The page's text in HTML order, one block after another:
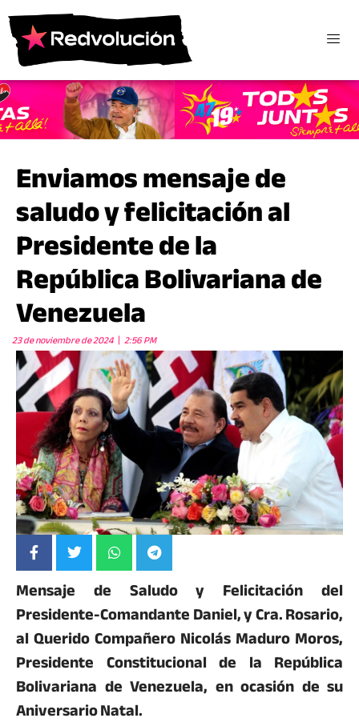
Enviamos mensaje de
saludo y felicitación al
Presidente de la
República Bolivariana de
Venezuela
23 de noviembre de 2024 2:56 PM
Mensaje de Saludo y Felicitación del
Presidente-Comandante Daniel, y Cra. Rosario,
al Querido Compañero Nicolás Maduro Moros,
Presidente Constitucional de la República
Bolivariana de Venezuela, en ocasión de su
Aniversario Natal.